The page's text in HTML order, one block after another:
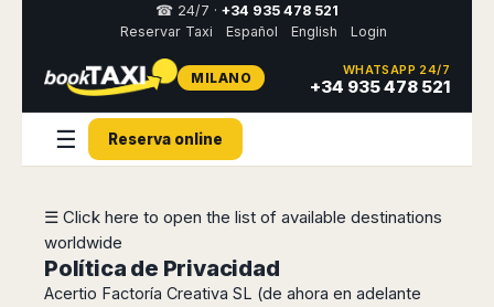
Select
destination,
website
☎ 24/7 · +34 935 478 521
Reservar Taxi
Español English Login
MILANO WHATSAPP 24/7
+34 935 478 521
☰ Reserva online
☰ Click here to open the list of available destinations
worldwide
Política de Privacidad
Acertio Factoría Creativa SL (de ahora en adelante